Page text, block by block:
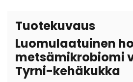
Tuotekuvaus
Luomulaatuinen
metsämikrobiomi
Tyrni-kehäkukka